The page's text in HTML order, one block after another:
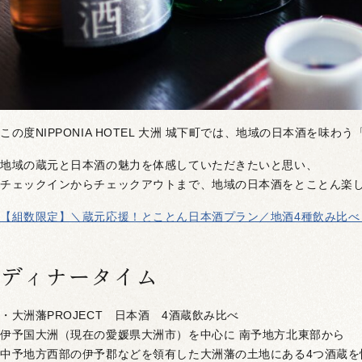
この度NIPPONIA HOTEL 大洲 城下町では、地域の日本酒を味わう
地域の蔵元と日本酒の魅力を体感していただきたいと思い、
チェックインからチェックアウトまで、地域の日本酒をとことん楽
【組数限定】＼蔵元応援！とことん日本酒プラン／地酒4種飲み比
ディナータイム
・大洲藩PROJECT 日本酒 4酒蔵飲み比べ
伊予国大洲（現在の愛媛県大洲市）を中心に 南予地方北東部から
中予地方西部の伊予郡などを領有した大洲藩の土地にある4つ酒蔵